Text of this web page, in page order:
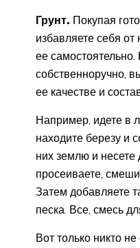
Грунт. Покупая
избавляете себя от
ее
собственноручно,
ее качестве и
Например, идете в
находите березу и
них землю и
просеиваете,
Затем добавляете
песка. Все, смесь
Вот только никто